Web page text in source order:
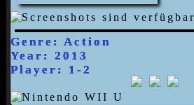
Genre: Action
Year: 2013
Player: 1-2